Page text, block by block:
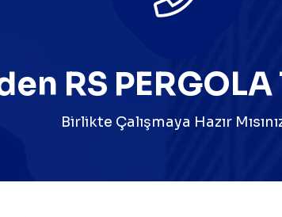
RS PERGOLA
Birlikte Çalışmaya Hazır